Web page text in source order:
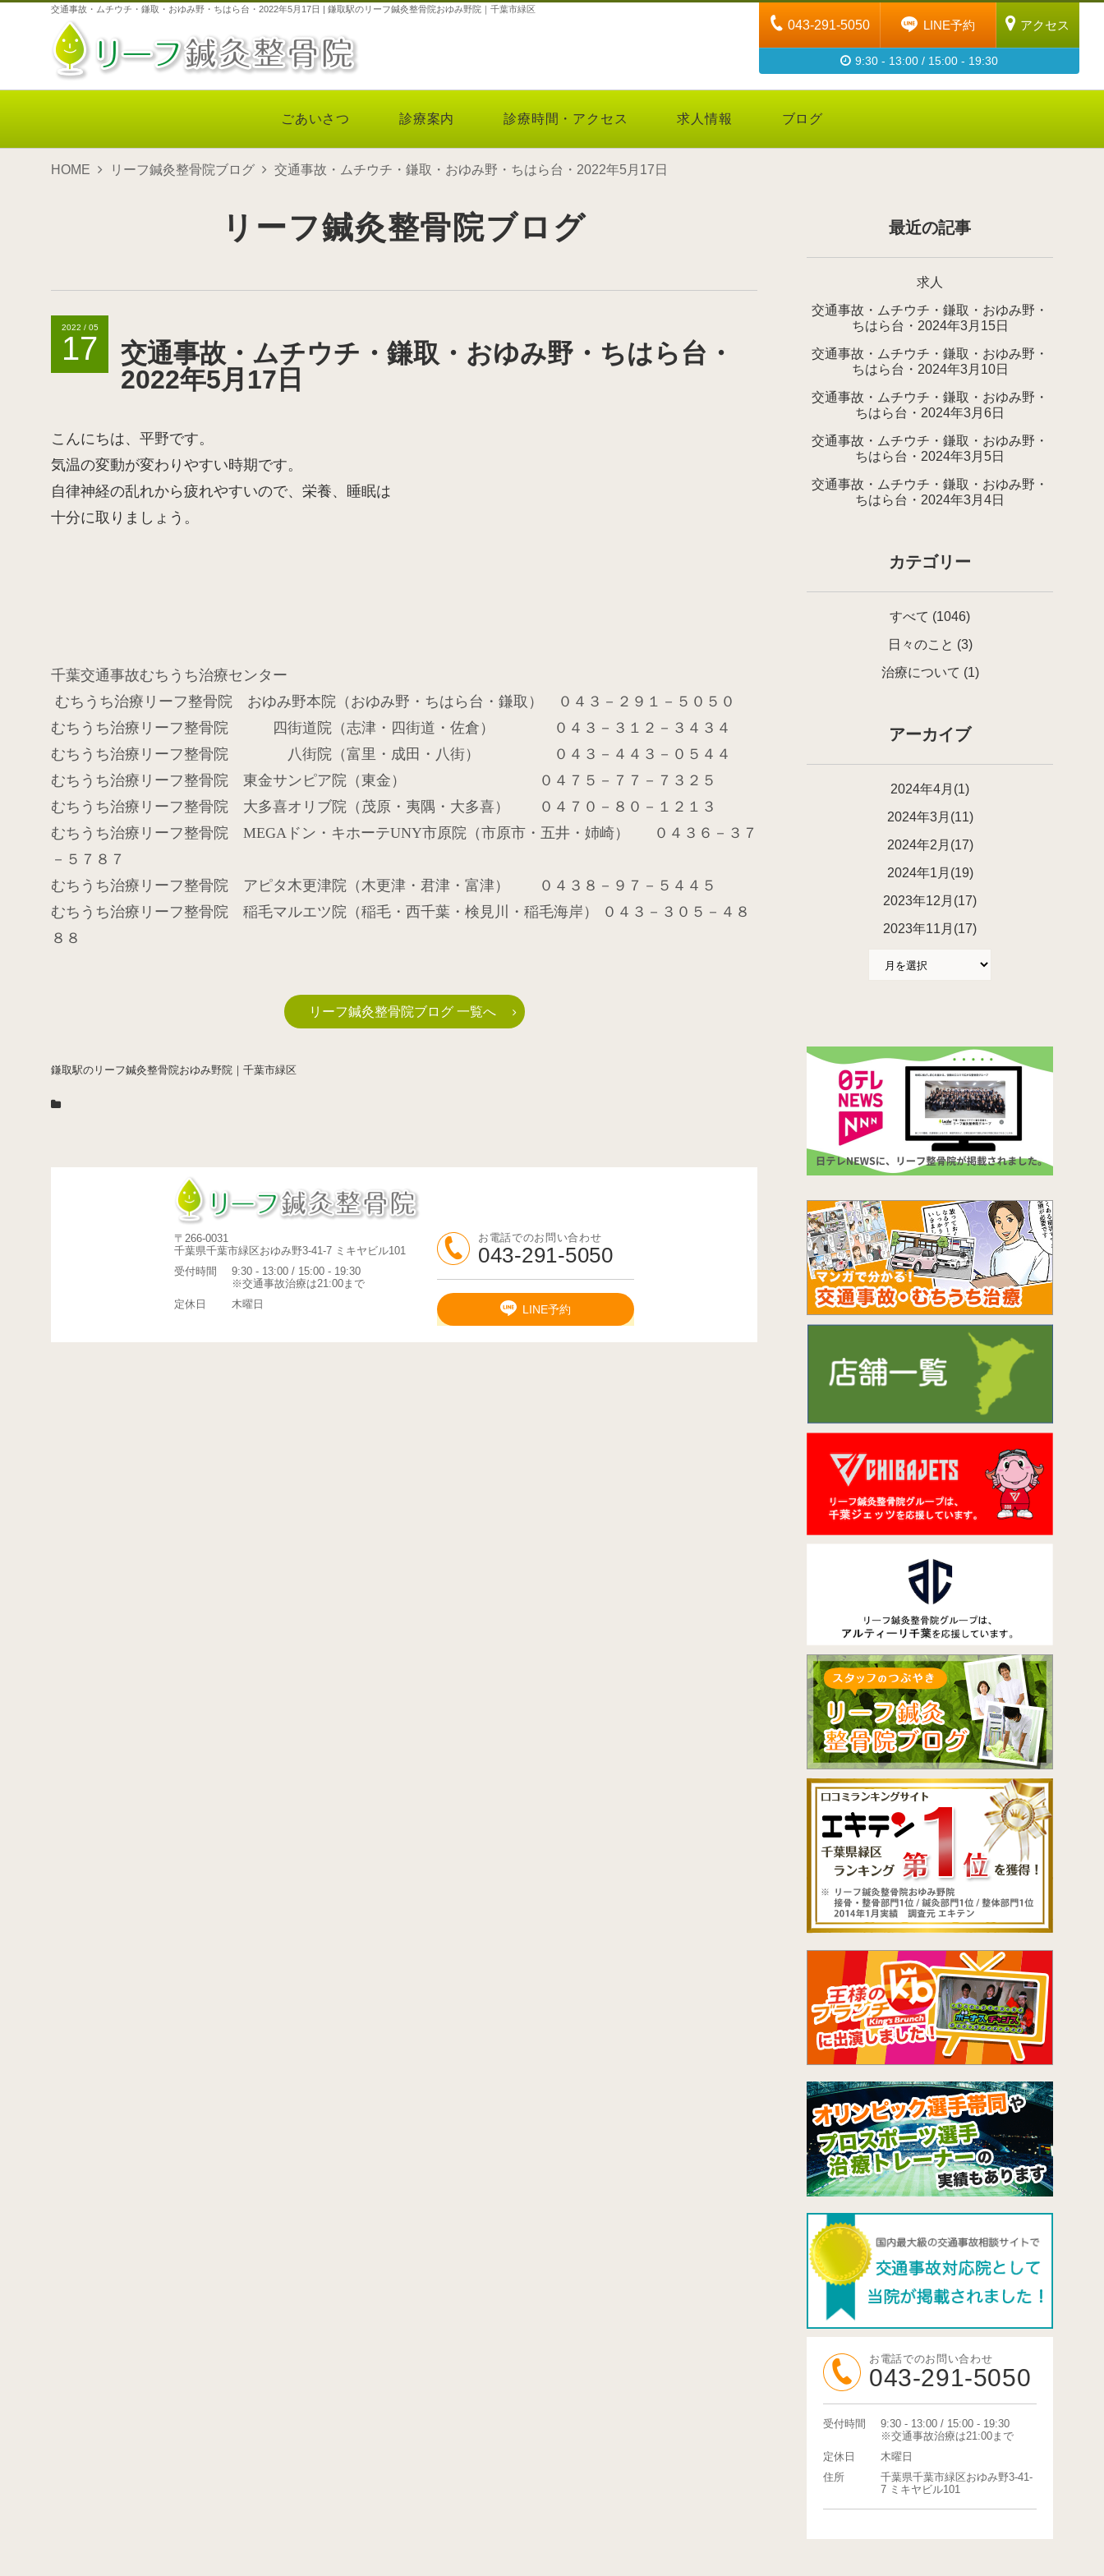
交通事故・ムチウチ・鎌取・おゆみ野・ちはら台・2022年5月17日 | 鎌取駅のリーフ鍼灸整骨院おゆみ野院｜千葉市緑区
043-291-5050 LINE予約 アクセス
9:30 - 13:00 / 15:00 - 19:30
ごあいさつ 診療案内 診療時間・アクセス 求人情報 ブログ
HOME リーフ鍼灸整骨院ブログ 交通事故・ムチウチ・鎌取・おゆみ野・ちはら台・2022年5月17日
リーフ鍼灸整骨院ブログ
交通事故・ムチウチ・鎌取・おゆみ野・ちはら台・
2022年5月17日
2022 / 05
17
こんにちは、平野です。
気温の変動が変わりやすい時期です。
自律神経の乱れから疲れやすいので、栄養、睡眠は
十分に取りましょう。
千葉交通事故むちうち治療センター
むちうち治療リーフ整骨院 おゆみ野本院（おゆみ野・ちはら台・鎌取） ０４３－２９１－５０５０
むちうち治療リーフ整骨院 四街道院（志津・四街道・佐倉） ０４３－３１２－３４３４
むちうち治療リーフ整骨院 八街院（富里・成田・八街） ０４３－４４３－０５４４
むちうち治療リーフ整骨院 東金サンピア院（東金） ０４７５－７７－７３２５
むちうち治療リーフ整骨院 大多喜オリブ院（茂原・夷隅・大多喜） ０４７０－８０－１２１３
むちうち治療リーフ整骨院 MEGA ドン・キホーテUNY市原院（市原市・五井・姉崎）
０４３６－３７
－５７８７
むちうち治療リーフ整骨院 アピタ木更津院（木更津・君津・富津） ０４３８－９７－５４４５
むちうち治療リーフ整骨院 稲毛マルエツ院（稲毛・西千葉・検見川・稲毛海岸） ０４３－３０５－４８
８８
リーフ鍼灸整骨院ブログ 一覧へ
鎌取駅のリーフ鍼灸整骨院おゆみ野院｜千葉市緑区
お電話でのお問い合わせ
043-291-5050
LINE予約
〒266-0031
千葉県千葉市緑区おゆみ野3-41-7 ミキヤビル101
受付時間
9:30 - 13:00 / 15:00 - 19:30
※交通事故治療は21:00まで
定休日
木曜日
最近の記事
求人
交通事故・ムチウチ・鎌取・おゆみ野・
ちはら台・2024年3月15日
交通事故・ムチウチ・鎌取・おゆみ野・
ちはら台・2024年3月10日
交通事故・ムチウチ・鎌取・おゆみ野・
ちはら台・2024年3月6日
交通事故・ムチウチ・鎌取・おゆみ野・
ちはら台・2024年3月5日
交通事故・ムチウチ・鎌取・おゆみ野・
ちはら台・2024年3月4日
カテゴリー
すべて (1046)
日々のこと (3)
治療について (1)
アーカイブ
2024年4月(1)
2024年3月(11)
2024年2月(17)
2024年1月(19)
2023年12月(17)
2023年11月(17)
お電話でのお問い合わせ
043-291-5050
受付時間
9:30 - 13:00 / 15:00 - 19:30
※交通事故治療は21:00まで
定休日
木曜日
住所
千葉県千葉市緑区おゆみ野3-41-
7 ミキヤビル101